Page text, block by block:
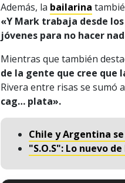
Además, la bailarina
«Y Mark trabaja desde
jóvenes para no hacer
Mientras que también
de la gente que cree que
Rivera entre risas se sumó
cag… plata».
Chile y Argentina
"S.O.S": Lo nuevo